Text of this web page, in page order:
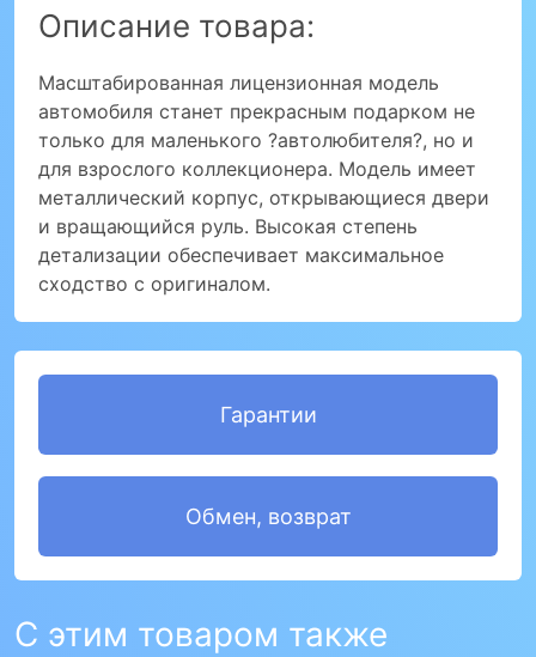
Описание товара:
Масштабированная лицензионная модель
автомобиля станет прекрасным подарком не
только для маленького ?автолюбителя?, но и
для взрослого коллекционера. Модель имеет
металлический корпус, открывающиеся двери
и вращающийся руль. Высокая степень
детализации обеспечивает максимальное
сходство с оригиналом.
Гарантии
Обмен, возврат
С этим товаром также